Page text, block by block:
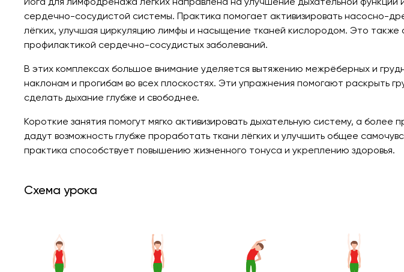
сердечно-сосудистой системы. Практика помогает активизировать насосно-
лёгких, улучшая циркуляцию лимфы и насыщение тканей кислородом. Это также
профилактикой сердечно-сосудистых заболеваний.
В этих комплексах большое внимание уделяется вытяжению межрёберных и
наклонам и прогибам во всех плоскостях. Эти упражнения помогают раскрыть
сделать дыхание глубже и свободнее.
Короткие занятия помогут мягко активизировать дыхательную систему, а более
дадут возможность глубже проработать ткани лёгких и улучшить общее
практика способствует повышению жизненного тонуса и укреплению здоровья.
Схема урока